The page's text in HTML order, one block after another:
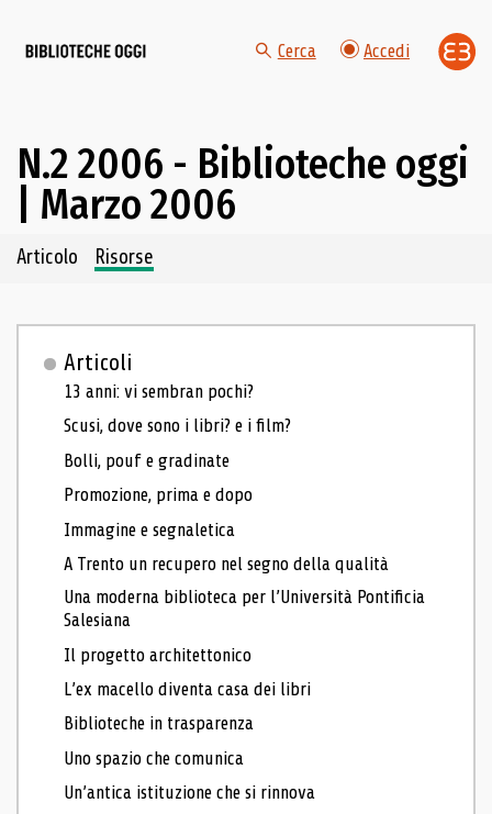
Cerca Accedi
N.2 2006 - Biblioteche oggi
| Marzo 2006
Navigazione dei contenuti del fascicolo
Articolo Risorse
Articoli
13 anni: vi sembran pochi?
Scusi, dove sono i libri? e i film?
Bolli, pouf e gradinate
Promozione, prima e dopo
Immagine e segnaletica
A Trento un recupero nel segno della qualità
Una moderna biblioteca per l’Università Pontificia
Salesiana
Il progetto architettonico
L’ex macello diventa casa dei libri
Biblioteche in trasparenza
Uno spazio che comunica
Un’antica istituzione che si rinnova